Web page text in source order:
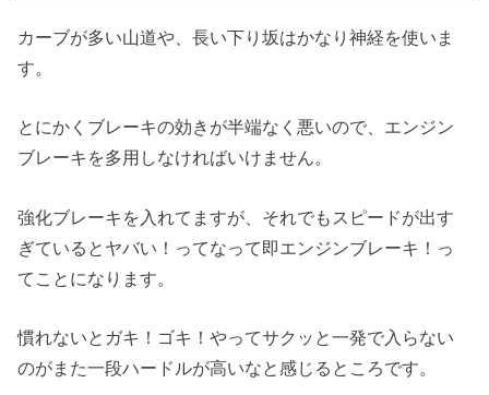
カーブが多い山道や、長い下り坂はかなり神経を使いま
す。
とにかくブレーキの効きが半端なく悪いので、エンジン
ブレーキを多用しなければいけません。
強化ブレーキを入れてますが、それでもスピードが出す
ぎているとヤバい！ってなって即エンジンブレーキ！っ
てことになります。
慣れないとガキ！ゴキ！やってサクッと一発で入らない
のがまた一段ハードルが高いなと感じるところです。